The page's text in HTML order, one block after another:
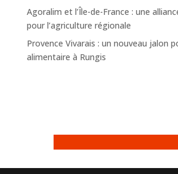
Agoralim et l’Île-de-France : une
pour l’agriculture régionale
Provence Vivarais : un nouveau jalon
alimentaire à Rungis